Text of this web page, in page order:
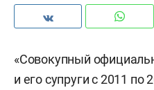
«Совокупный
и его супруги с 2011 по